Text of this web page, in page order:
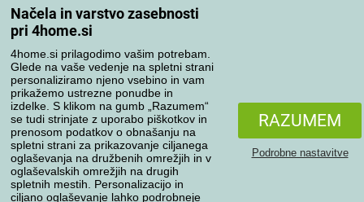
Načela in varstvo zasebnosti
pri 4home.si
4home.si prilagodimo vašim potrebam.
Glede na vaše vedenje na spletni strani
personaliziramo njeno vsebino in vam
prikažemo ustrezne ponudbe in
izdelke. S klikom na gumb „Razumem“
se tudi strinjate z uporabo piškotkov in
prenosom podatkov o obnašanju na
spletni strani za prikazovanje ciljanega
oglaševanja na družbenih omrežjih in v
oglaševalskih omrežjih na drugih
spletnih mestih. Personalizacijo in
ciljano oglaševanje lahko podrobneje
RAZUMEM
Podrobne nastavitve
Moj račun
Pregled naročil
Reklamacija
Odstop od kupoprodajne pogodbe
Pravila obdelave ocen
Načini prevoza
Načini plačila